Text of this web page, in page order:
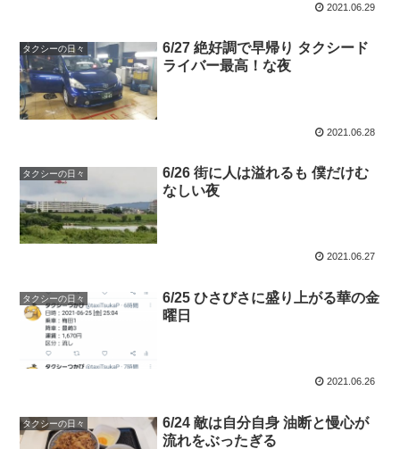
2021.06.29
タクシーの日々
6/27 絶好調で早帰り タクシード
ライバー最高！な夜
2021.06.28
タクシーの日々
6/26 街に人は溢れるも 僕だけむ
なしい夜
2021.06.27
タクシーの日々
6/25 ひさびさに盛り上がる華の金
曜日
2021.06.26
タクシーの日々
6/24 敵は自分自身 油断と慢心が
流れをぶったぎる